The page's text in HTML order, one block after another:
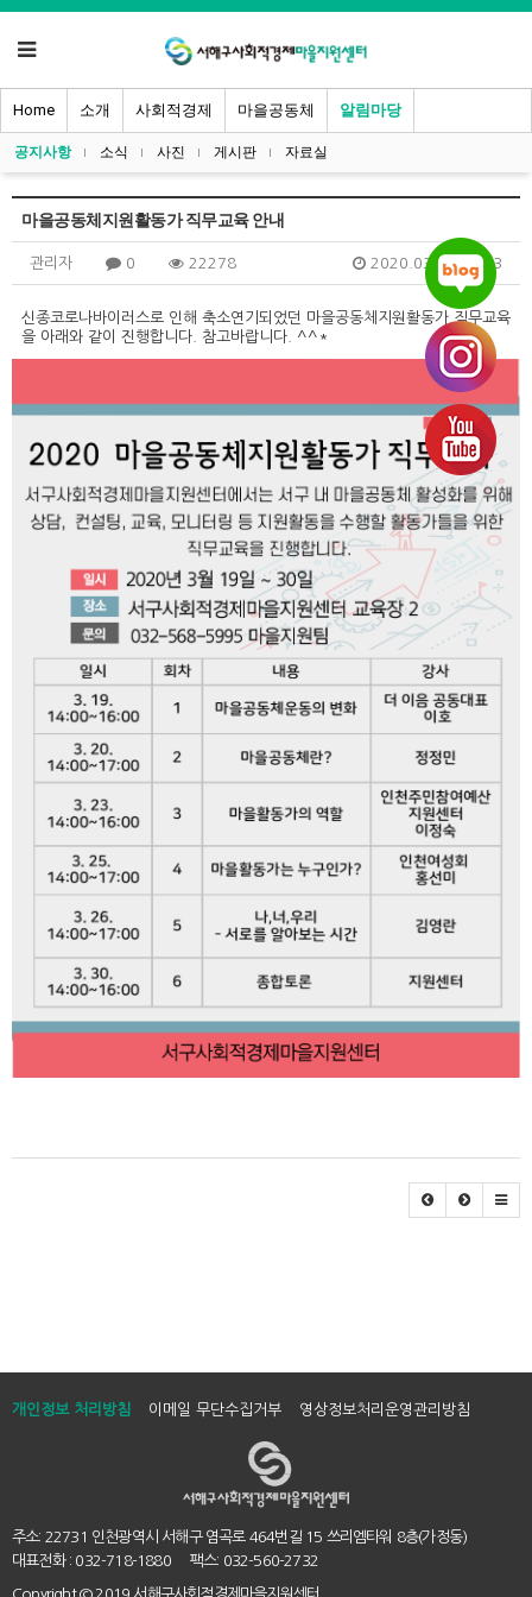
Home 소개 사회적경제 마을공동체 알림마당
공지사항 소식 사진 게시판 자료실
마을공동체지원활동가 직무교육 안내
관리자 0 22278 2020.03.10 09:43
신종코로나바이러스로 인해 축소연기되었던 마을공동체지원활동가 직무교육
을 아래와 같이 진행합니다. 참고바랍니다. ^^*
개인정보 처리방침 이메일 무단수집거부 영상정보처리운영관리방침
주소: 22731 인천광역시 서해구 염곡로 464번길 15 쓰리엠타워 8층(가정동)
대표전화 : 032-718-1880 팩스: 032-560-2732
Copyright© 2019 서해구사회적경제마을지원센터.